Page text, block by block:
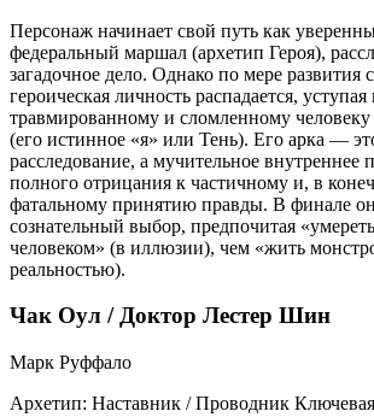
Персонаж начинает свой путь как
федеральный маршал (архетип Героя),
загадочное дело. Однако по мере развития
героическая личность распадается, уступая
травмированному и сломленному
(его истинное «я» или Тень). Его арка —
расследование, а мучительное внутреннее
полного отрицания к частичному и, в
фатальному принятию правды. В финале
сознательный выбор, предпочитая
человеком» (в иллюзии), чем «жить
реальностью).
Чак Оул / Доктор Лестер Шин
Марк Руффало
Архетип: Наставник / Проводник